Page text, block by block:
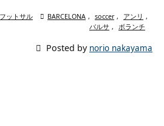
ットサル  BARCELONA , soccer , アンリ ,
バルサ , ボランチ
 Posted by norio nakayama